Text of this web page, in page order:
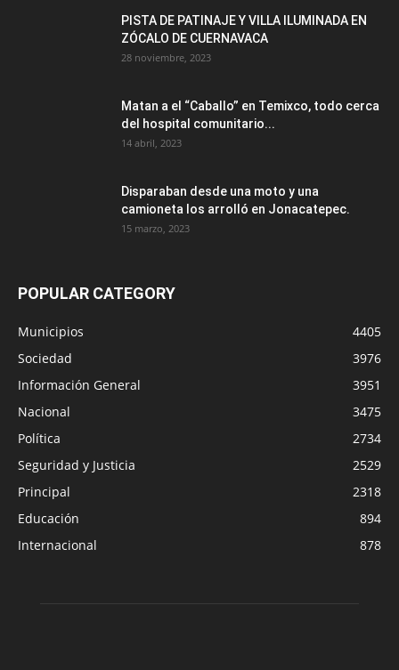
PISTA DE PATINAJE Y VILLA ILUMINADA EN
ZÓCALO DE CUERNAVACA
28 noviembre, 2023
Matan a el “Caballo” en Temixco, todo cerca
del hospital comunitario...
14 abril, 2023
Disparaban desde una moto y una
camioneta los arrolló en Jonacatepec.
15 marzo, 2023
POPULAR CATEGORY
Municipios
4405
Sociedad
3976
Información General
3951
Nacional
3475
Política
2734
Seguridad y Justicia
2529
Principal
2318
Educación
894
Internacional
878